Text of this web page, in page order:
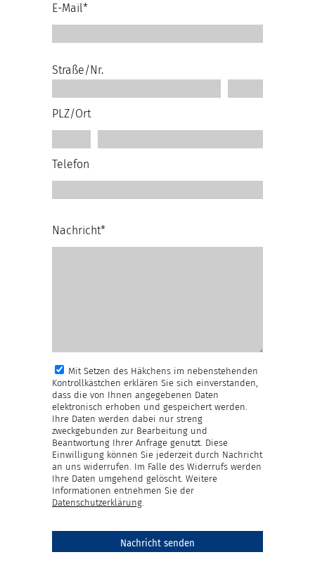
E-Mail*
Straße/Nr.
PLZ/Ort
Telefon
Nachricht*
Mit Setzen des Häkchens im nebenstehenden
Kontrollkästchen erklären Sie sich einverstanden,
dass die von Ihnen angegebenen Daten
elektronisch erhoben und gespeichert werden.
Ihre Daten werden dabei nur streng
zweckgebunden zur Bearbeitung und
Beantwortung Ihrer Anfrage genutzt. Diese
Einwilligung können Sie jederzeit durch Nachricht
an uns widerrufen. Im Falle des Widerrufs werden
Ihre Daten umgehend gelöscht. Weitere
Informationen entnehmen Sie der
Datenschutzerklärung